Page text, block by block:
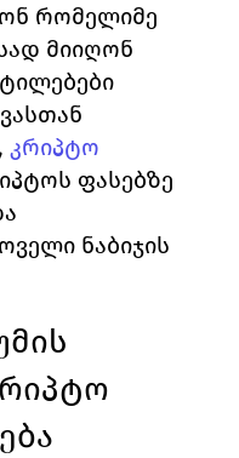
რომელიმე
მიიღონ
კრიპტო
ფასებზე
ნაბიჯის